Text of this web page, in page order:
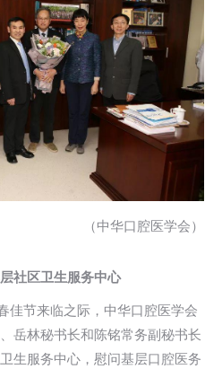
（中华口腔医学会）
社区卫生服务中心
佳节来临之际，中华口腔医学会
岳林秘书长和陈铭常务副秘书长
生服务中心，慰问基层口腔医务